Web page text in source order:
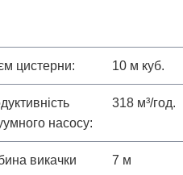
цистерни 10 м куб.
насосу
318 м³/год.
викачки
7 м